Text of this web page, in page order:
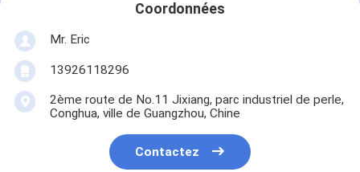
Coordonnées
Mr. Eric
13926118296
2ème route de No.11 Jixiang, parc industriel de perle,
Conghua, ville de Guangzhou, Chine
Contactez